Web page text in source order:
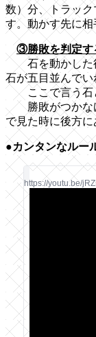
数）分、トラッ
す。動かす先に
③勝敗を判定す
石を動かした後
石が五目並んで
ここで言う石と
勝敗がつかなけ
で見た時に後方
●カンタンなルー
https://youtu.be/